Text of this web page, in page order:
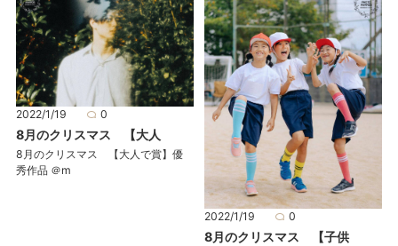
2022/1/19 0
8月のクリスマス 【大人
8月のクリスマス 【大人で賞】優
秀作品 ＠m
2022/1/19 0
8月のクリスマス 【子供